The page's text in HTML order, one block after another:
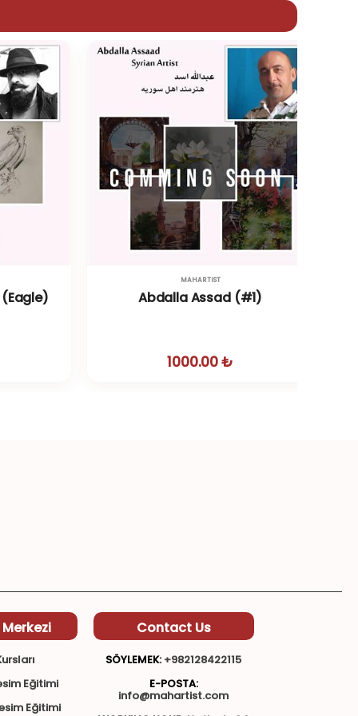
MAHARTIST
Abdalla Assad (#1)
1000.00 ₺
Eğitimi
Eğitimi
Contact Us
SÖYLEMEK: +982128422115
E-POSTA:
info@mahartist.com